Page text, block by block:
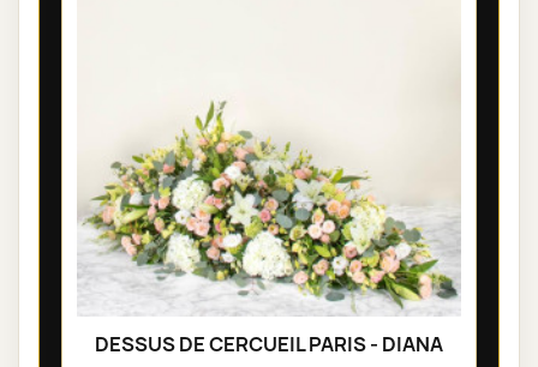
DESSUS DE CERCUEIL PARIS - DIANA